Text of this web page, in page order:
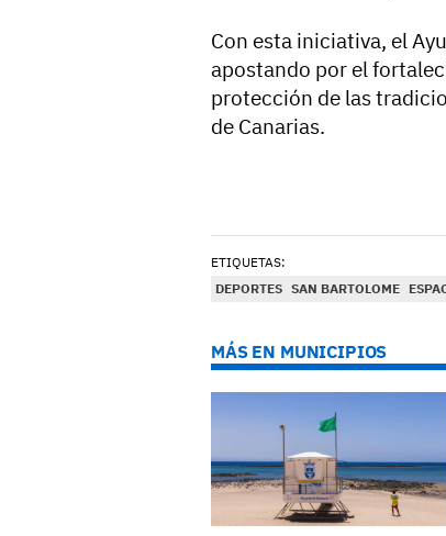
Con esta iniciativa, el
apostando por el
protección de las
de Canarias.
ETIQUETAS:
DEPORTES SAN BARTOLOME
MÁS EN MUNICIPIOS